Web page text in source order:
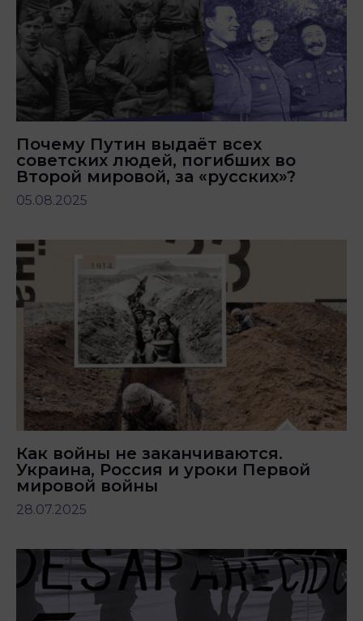
Почему Путин выдаёт всех
советских людей, погибших во
Второй мировой, за «русских»?
05.08.2025
Как войны не заканчиваются.
Украина, Россия и уроки Первой
мировой войны
28.07.2025